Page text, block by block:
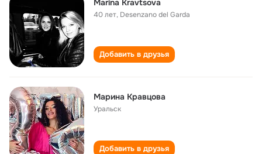
Marina Kravtsova
40 лет, Desenzano del Garda
Добавить в друзья
Марина Кравцова
Уральск
Добавить в друзья